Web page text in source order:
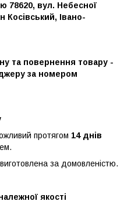
78620, вул. Небесної
Косівський, Івано-
та повернення товару -
за номером
протягом 14 днів
виготовлена ​​за домовленістю.
якості